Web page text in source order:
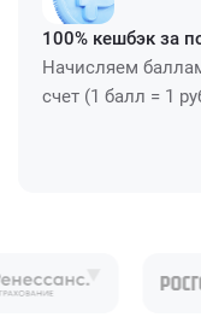
100% кешбэк за
Начисляем
счет (1 балл = 1